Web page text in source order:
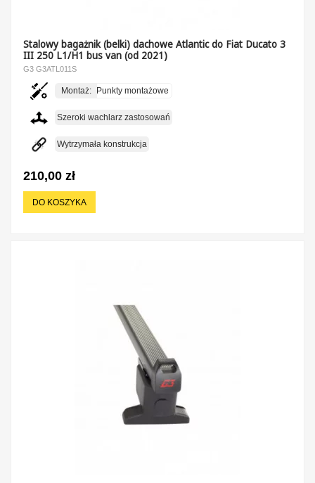
Stalowy bagażnik (belki) dachowe Atlantic do Fiat Ducato 3
III 250 L1/H1 bus van (od 2021)
G3 G3ATL011S
Montaż: Punkty montażowe
Szeroki wachlarz zastosowań
Wytrzymała konstrukcja
210,00 zł
DO KOSZYKA